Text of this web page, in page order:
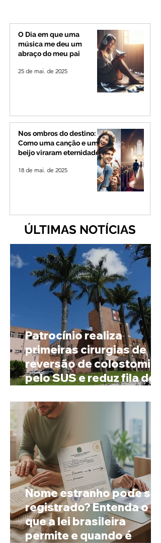
de Minas
O Dia em que uma
música me deu um
abraço do meu pai
25 de mai. de 2025
Nos ombros do destino:
Como uma canção e um
beijo viraram eternidade
18 de mai. de 2025
ÚLTIMAS NOTÍCIAS
Patrocínio realiza
primeiras cirurgias de
reversão de colostomia
pelo SUS e reduz fila de
Nome estranho pode ser
registrado? Entenda o
que a lei brasileira
permite e quando é